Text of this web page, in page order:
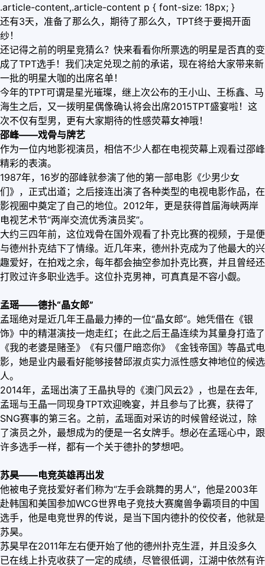
.article-content,.article-content p { font-size: 18px; }
还有3天，准备了那么久，期待了那么久，TPT终于要揭开面
纱！
还记得之前的明星竞猜么？快来看看你所票选的明星是否真的变
成了TPT选手！我们决定兑现之前的承诺，现在将给大家带来新
一批的明星大咖的出席名单！
今年的TPT可谓是星光璀璨，继上次公布的王小山、王栎鑫、马
海生之后，又一拨明星偶像确认将会出席2015TPT盛宴啦！这
次不仅有型男，更有大家期待的性感荧幕女神哦！
邵峰——戏骨与牌艺
作为一位内地影视演员，相信不少人都在电视荧幕上观看过邵峰
精彩的表演。
1987年，16岁的邵峰就参演了他的第一部电影《少男少女
们》，正式出道；之后接连出演了各种类型的电视电影作品，在
影视圈中奠定了自己的地位。2012年，更是获得首届海峡两岸
电视艺术节“两岸交流优秀演员奖”。
大约三四年前，这位戏骨在国外观看了扑克比赛的视频，于是便
与德州扑克结下了情缘。近几年来，德州扑克成为了他最大的兴
趣爱好，在拍戏之余，每年都会抽空参加扑克比赛，并且曾经还
打败过许多职业选手。这位扑克男神，可真真是不容小觑。
孟瑶——德扑“晶女郎”
孟瑶绝对是近几年王晶最力捧的一位“晶女郎”。她凭借在《银
饰》中的精湛演技一炮走红；在此之后王晶连续为其量身打造了
《我的老婆是赌圣》《有只僵尸暗恋你》《金钱帝国》等晶式电
影，她是业内最看好能够接替邱淑贞实力派性感女神地位的候选
人。
2014年，孟瑶出演了王晶执导的《澳门风云2》，也是在去年,
孟瑶与王晶一同现身TPT欢迎晚宴，并且参与了比赛，获得了
SNG赛事的第三名。之前，孟瑶面对采访的时候曾经说过，除
了演员之外，最想成为的便是一名女牌手。想必在孟瑶心中，跟
许多选手一样，都有一个关于德扑的梦想吧。
苏昊——电竞英雄再出发
他被电子竞技爱好者们称为“左手会跳舞的男人”，他是2003年
赴韩国和美国参加WCG世界电子竞技大赛魔兽争霸项目的中国
选手，他是电竞世界的传说，是当下国内德扑的佼佼者，他就是
苏昊。
苏昊早在2011年左右便开始了他的德州扑克生涯，并且没多久
已在线上扑克收获了一定的成绩，尽管很低调，江湖中依然有许